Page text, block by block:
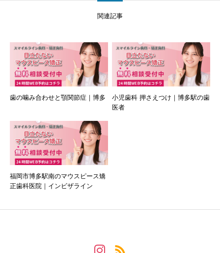
関連記事
歯の噛み合わせと顎関節症｜博多
小児歯科 押さえつけ｜博多駅の歯
医者
福岡市博多駅南のマウスピース矯
正歯科医院｜インビザライン